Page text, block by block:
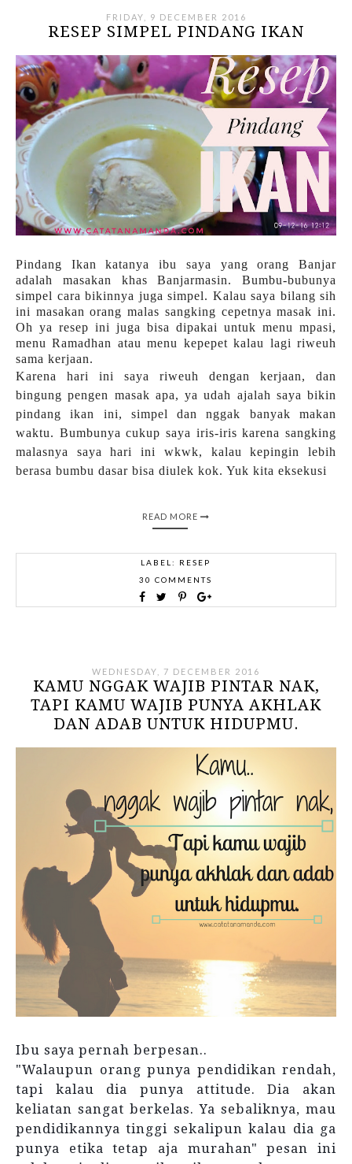
FRIDAY, 9 DECEMBER 2016
RESEP SIMPEL PINDANG IKAN
Pindang Ikan katanya ibu saya yang orang Banjar
adalah masakan khas Banjarmasin. Bumbu-bubunya
simpel cara bikinnya juga simpel. Kalau saya bilang sih
ini masakan orang malas sangking cepetnya masak ini.
Oh ya resep ini juga bisa dipakai untuk menu mpasi,
menu Ramadhan atau menu kepepet kalau lagi riweuh
sama kerjaan.
Karena hari ini saya riweuh dengan kerjaan, dan
bingung pengen masak apa, ya udah ajalah saya bikin
pindang ikan ini, simpel dan nggak banyak makan
waktu. Bumbunya cukup saya iris-iris karena sangking
malasnya saya hari ini wkwk, kalau kepingin lebih
berasa bumbu dasar bisa diulek kok. Yuk kita eksekusi
READ MORE
LABEL: RESEP
30 COMMENTS
WEDNESDAY, 7 DECEMBER 2016
KAMU NGGAK WAJIB PINTAR NAK,
TAPI KAMU WAJIB PUNYA AKHLAK
DAN ADAB UNTUK HIDUPMU.
Ibu saya pernah berpesan..
"Walaupun orang punya pendidikan rendah,
tapi kalau dia punya attitude. Dia akan
keliatan sangat berkelas. Ya sebaliknya, mau
pendidikannya tinggi sekalipun kalau dia ga
punya etika tetap aja murahan" pesan ini